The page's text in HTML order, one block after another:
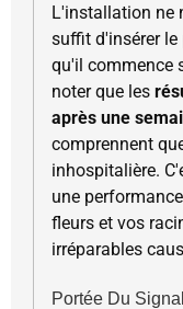
L'installation ne
suffit d'insérer
qu'il commence
noter que les
après une
comprennent
inhospitalière.
une
fleurs et vos
irréparables
Portée Du Signal